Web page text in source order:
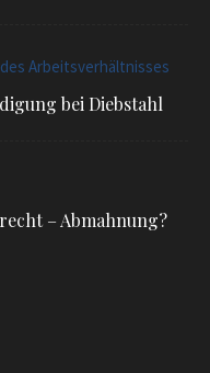
Arbeitsverhältnisses
bei Diebstahl
– Abmahnung?